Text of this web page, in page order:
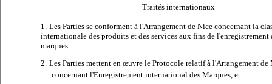
Traités internationaux
1. Les Parties se conforment à l'Arrangement de Nice concernant la
internationale des produits et des services aux fins de l'enregistrement
marques.
2. Les Parties mettent en œuvre le Protocole relatif à l'Arrangement de
concernant l'Enregistrement international des Marques, et